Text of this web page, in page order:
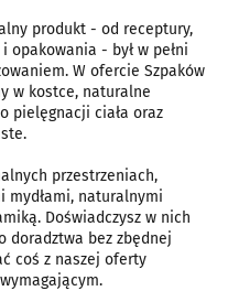
produkt - od receptury,
opakowania - był w pełni
W ofercie Szpaków
w kostce, naturalne
pielęgnacji ciała oraz
przestrzeniach,
mydłami, naturalnymi
Doświadczysz w nich
doradztwa bez zbędnej
coś z naszej oferty